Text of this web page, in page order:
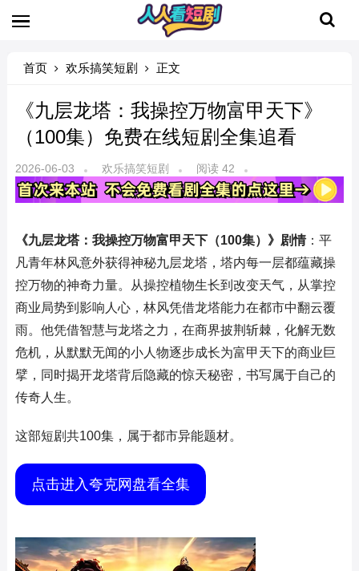
首页 欢乐搞笑短剧 正文
《九层龙塔：我操控万物富甲天下》
（100集）免费在线短剧全集追看
2026-06-03 欢乐搞笑短剧 阅读 42
《九层龙塔：我操控万物富甲天下（100集）》剧情：平
凡青年林风意外获得神秘九层龙塔，塔内每一层都蕴藏操
控万物的神奇力量。从操控植物生长到改变天气，从掌控
商业局势到影响人心，林风凭借龙塔能力在都市中翻云覆
雨。他凭借智慧与龙塔之力，在商界披荆斩棘，化解无数
危机，从默默无闻的小人物逐步成长为富甲天下的商业巨
擘，同时揭开龙塔背后隐藏的惊天秘密，书写属于自己的
传奇人生。
这部短剧共100集，属于都市异能题材。
点击进入夸克网盘看全集